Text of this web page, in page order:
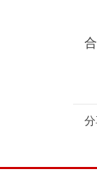
分